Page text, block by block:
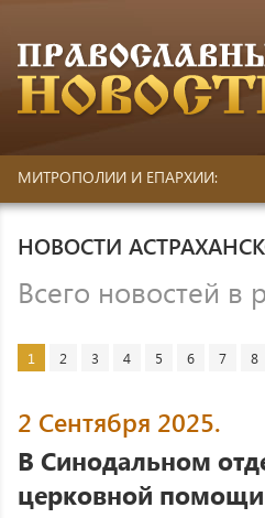
МИТРОПОЛИИ И ЕПАРХИИ:
НОВОСТИ
Всего новостей в
1 2 3 4 5 6 7 8
2 Сентября 2025.
В Синодальном
церковной